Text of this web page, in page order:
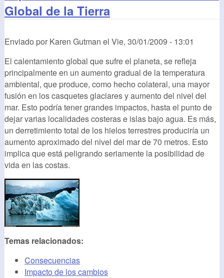
Global de la Tierra
Enviado por Karen Gutman el Vie, 30/01/2009 - 13:01
El calentamiento global que sufre el planeta, se refleja
principalmente en un aumento gradual de la temperatura
ambiental, que produce, como hecho colateral, una mayor
fusión en los casquetes glaciares y aumento del nivel del
mar. Esto podría tener grandes impactos, hasta el punto de
dejar varias localidades costeras e islas bajo agua. Es más,
un derretimiento total de los hielos terrestres produciría un
aumento aproximado del nivel del mar de 70 metros. Esto
implica que está peligrando seriamente la posibilidad de
vida en las costas.
Temas relacionados:
Consecuencias
Impacto de los cambios